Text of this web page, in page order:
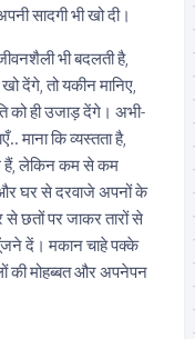
सादगी भी खो दी।
भी बदलती है,
देंगे, तो यकीन मानिए,
को ही उजाड़ देंगे। अभी-
माना कि व्यस्तता है,
हैं, लेकिन कम से कम
घर से दरवाजे अपनों के
छतों पर जाकर तारों से
दें। मकान चाहे पक्के
की मोहब्बत और अपनेपन